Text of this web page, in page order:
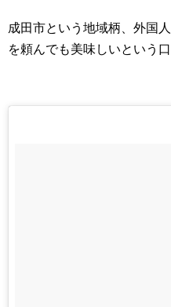
成田市という地域柄、外国
を頼んでも美味しいという